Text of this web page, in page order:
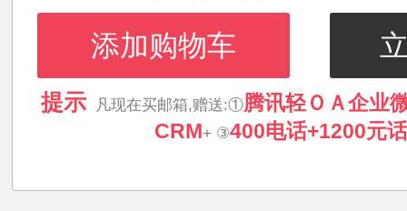
添加购物车
提示 凡现在买邮箱,赠送:①腾讯轻ＯＡ企业
CRM+ ③400电话+1200元